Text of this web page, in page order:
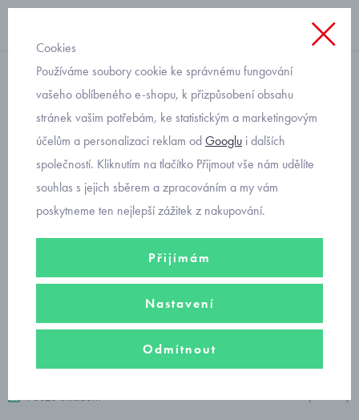
spodní prádlo
dívčí lambáda
Klasický styl, který nikdy nevyjde z módy, to jsou dívčí podprsenky
lambády.
Filtry
Seřadit podle
Doporučujeme
Nejprodávanější
Od nejlevnějšího
Od nejdražšího
Pouze skladem
Cookies
Používáme soubory cookie ke správnému fungování
vašeho oblíbeného e-shopu, k přizpůsobení obsahu
stránek vašim potřebám, ke statistickým a marketingovým
účelům a personalizaci reklam odGooglu i dalších
společností. Kliknutím na tlačítko Přijmout vše nám udělíte
souhlas s jejich sběrem a zpracováním a my vám
poskytneme ten nejlepší zážitek z nakupování.
Přijímám
Nastavení
Odmítnout